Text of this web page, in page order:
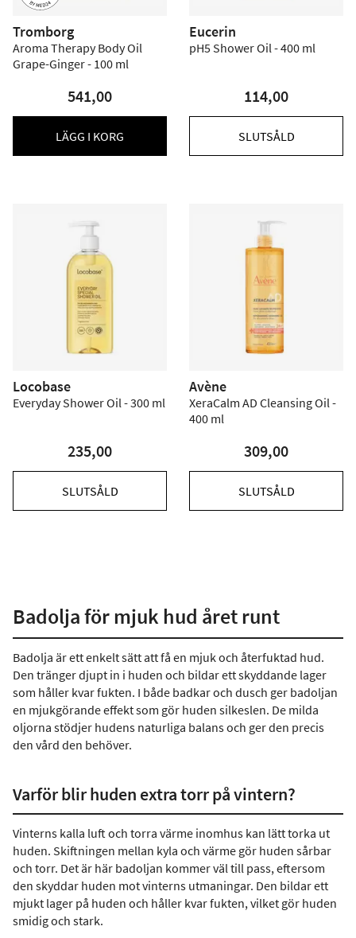
Tromborg
Aroma Therapy Body Oil
Grape-Ginger - 100 ml
541,00
LÄGG I KORG
Eucerin
pH5 Shower Oil - 400 ml
114,00
SLUTSÅLD
Locobase
Everyday Shower Oil - 300 ml
235,00
SLUTSÅLD
Avène
XeraCalm AD Cleansing Oil -
400 ml
309,00
SLUTSÅLD
Badolja för mjuk hud året runt
Badolja är ett enkelt sätt att få en mjuk och återfuktad hud.
Den tränger djupt in i huden och bildar ett skyddande lager
som håller kvar fukten. I både badkar och dusch ger badoljan
en mjukgörande effekt som gör huden silkeslen. De milda
oljorna stödjer hudens naturliga balans och ger den precis
den vård den behöver.
Varför blir huden extra torr på vintern?
Vinterns kalla luft och torra värme inomhus kan lätt torka ut
huden. Skiftningen mellan kyla och värme gör huden sårbar
och torr. Det är här badoljan kommer väl till pass, eftersom
den skyddar huden mot vinterns utmaningar. Den bildar ett
mjukt lager på huden och håller kvar fukten, vilket gör huden
smidig och stark.